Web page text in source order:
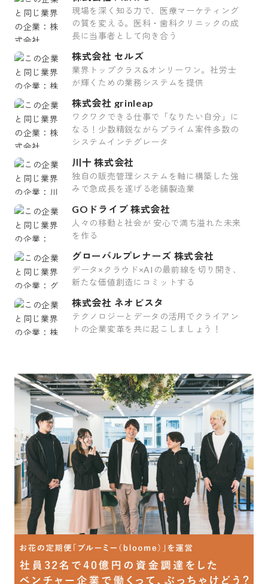
現場を深く知る力で、医療マーケティング
の質を変える。医科・歯科クリニックの成
長に当事者として向き合う
株式会社 セルズ
業界トップクラス&オンリーワン。社労士
が輝くための業務システムを提供
株式会社 grinleap
ワクワクできる仕事で「なりたい自分」に
なる！少数精鋭ながらプライム案件多数の
システムインテグレータ
川十 株式会社
独自の販売管理システムを軸に構築した強
みで急成長を遂げる老舗製造業
GOドライブ 株式会社
人々の移動と社会が 安心で満ち溢れた未来
を作る
グローバルプレナーズ 株式会社
データ×クラウド×AIの最前線を切り開き、
新たな価値創造にコミットする
株式会社 ネオビスタ
テクノロジーとデータの活用でクライアン
トの企業変革を共に起こしましょう！
採用をお考えの方 運営会社プライバシーポリシーセキュリティポリシー
利用者情報の外部送信
利用規約 よくある質問 サイトマップ Green Identity
Copyright© Atrae, Inc. All Right Reserved.
転職サイトGreen IT/Web・通信・インターネット系 Webマーケテ